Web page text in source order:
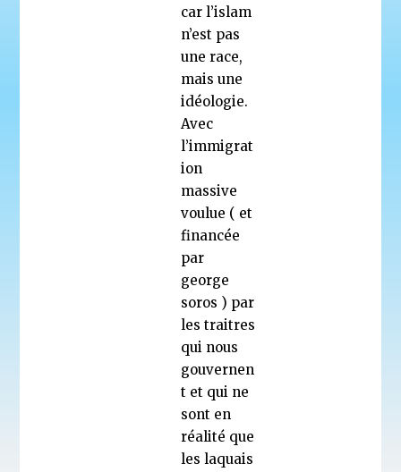
car l’islam
n’est pas
une race,
mais une
idéologie.
Avec
l’immigrat
ion
massive
voulue ( et
financée
par
george
soros ) par
les traitres
qui nous
gouvernen
t et qui ne
sont en
réalité que
les laquais